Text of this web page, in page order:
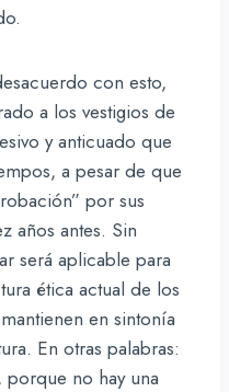
con esto,
a los vestigios de
y anticuado que
a pesar de que
por sus
años antes. Sin
será aplicable para
ética actual de los
en sintonía
En otras palabras:
porque no hay una